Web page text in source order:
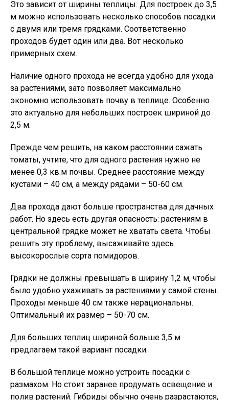
Это зависит от ширины теплицы. Для построек до 3,5
м можно использовать несколько способов посадки:
с двумя или тремя грядками. Соответственно
проходов будет один или два. Вот несколько
примерных схем.
Наличие одного прохода не всегда удобно для ухода
за растениями, зато позволяет максимально
экономно использовать почву в теплице. Особенно
это актуально для небольших построек шириной до
2,5 м.
Прежде чем решить, на каком расстоянии сажать
томаты, учтите, что для одного растения нужно не
менее 0,3 кв.м почвы. Среднее расстояние между
кустами – 40 см, а между рядами – 50-60 см.
Два прохода дают больше пространства для дачных
работ. Но здесь есть другая опасность: растениям в
центральной грядке может не хватать света. Чтобы
решить эту проблему, высаживайте здесь
высокорослые сорта помидоров.
Грядки не должны превышать в ширину 1,2 м, чтобы
было удобно ухаживать за растениями у самой стены.
Проходы меньше 40 см также нерациональны.
Оптимальный их размер – 50-70 см.
Для больших теплиц шириной больше 3,5 м
предлагаем такой вариант посадки.
В большой теплице можно устроить посадки с
размахом. Но стоит заранее продумать освещение и
полив растений. Гибриды обычно очень разрастаются,